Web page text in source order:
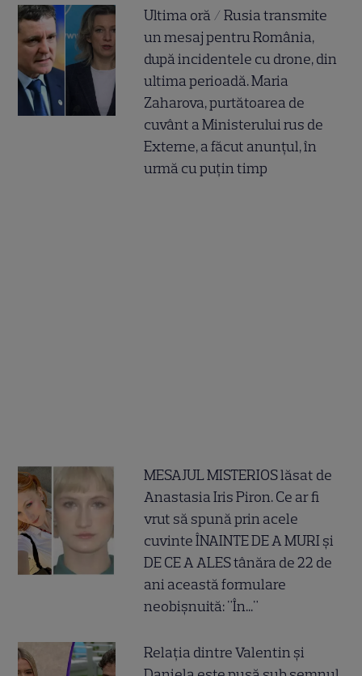
Ultima oră / Rusia transmite
un mesaj pentru România,
după incidentele cu drone, din
ultima perioadă. Maria
Zaharova, purtătoarea de
cuvânt a Ministerului rus de
Externe, a făcut anunțul, în
urmă cu puțin timp
MESAJUL MISTERIOS lăsat de
Anastasia Iris Piron. Ce ar fi
vrut să spună prin acele
cuvinte ÎNAINTE DE A MURI și
DE CE A ALES tânăra de 22 de
ani această formulare
neobișnuită: "În..."
Relația dintre Valentin și